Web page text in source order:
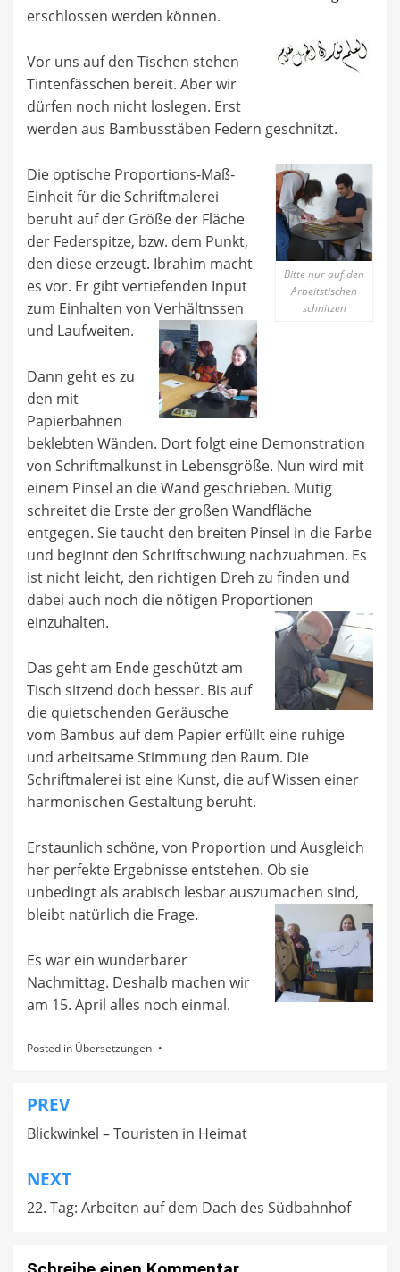
erschlossen werden können.
Vor uns auf den Tischen stehen
Tintenfässchen bereit. Aber wir
dürfen noch nicht loslegen. Erst
werden aus Bambusstäben Federn geschnitzt.
Bitte nur auf den
Arbeitstischen
schnitzen
Die optische Proportions-Maß-
Einheit für die Schriftmalerei
beruht auf der Größe der Fläche
der Federspitze, bzw. dem Punkt,
den diese erzeugt. Ibrahim macht
es vor. Er gibt vertiefenden Input
zum Einhalten von Verhältnssen
und Laufweiten.
Dann geht es zu
den mit
Papierbahnen
beklebten Wänden. Dort folgt eine Demonstration
von Schriftmalkunst in Lebensgröße. Nun wird mit
einem Pinsel an die Wand geschrieben. Mutig
schreitet die Erste der großen Wandfläche
entgegen. Sie taucht den breiten Pinsel in die Farbe
und beginnt den Schriftschwung nachzuahmen. Es
ist nicht leicht, den richtigen Dreh zu finden und
dabei auch noch die nötigen Proportionen
einzuhalten.
Das geht am Ende geschützt am
Tisch sitzend doch besser. Bis auf
die quietschenden Geräusche
vom Bambus auf dem Papier erfüllt eine ruhige
und arbeitsame Stimmung den Raum. Die
Schriftmalerei ist eine Kunst, die auf Wissen einer
harmonischen Gestaltung beruht.
Erstaunlich schöne, von Proportion und Ausgleich
her perfekte Ergebnisse entstehen. Ob sie
unbedingt als arabisch lesbar auszumachen sind,
bleibt natürlich die Frage.
Es war ein wunderbarer
Nachmittag. Deshalb machen wir
am 15. April alles noch einmal.
Posted in Übersetzungen
Beitragsnavigation
PREV
Blickwinkel – Touristen in Heimat
NEXT
22. Tag: Arbeiten auf dem Dach des Südbahnhof